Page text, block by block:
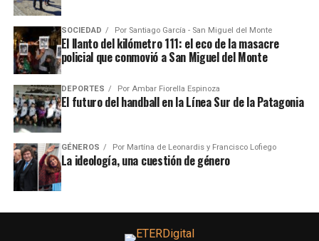
SOCIEDAD Por Santiago García - San Miguel del Monte
El llanto del kilómetro 111: el eco de la masacre
policial que conmovió a San Miguel del Monte
DEPORTES Por Ambar Fiorella Espinoza
El futuro del handball en la Línea Sur de la Patagonia
GÉNEROS Por Martína de Leonardis y Francisco Lofiego
La ideología, una cuestión de género